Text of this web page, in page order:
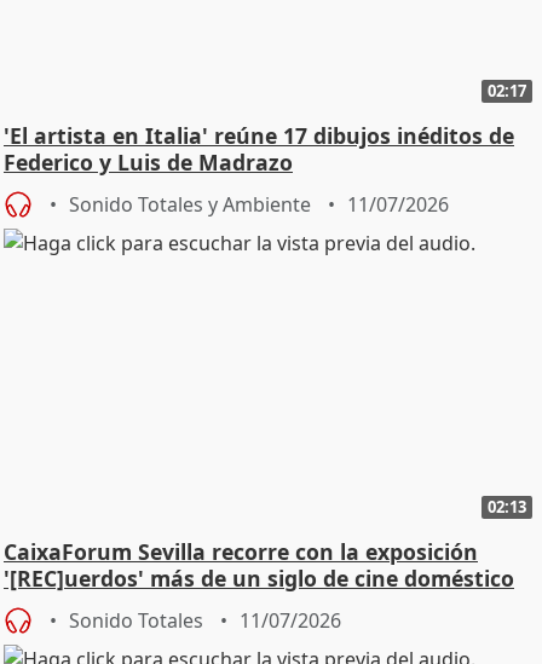
02:17
'El artista en Italia' reúne 17 dibujos inéditos de
Federico y Luis de Madrazo
Sonido Totales y Ambiente 11/07/2026
02:13
CaixaForum Sevilla recorre con la exposición
'[REC]uerdos' más de un siglo de cine doméstico
Sonido Totales 11/07/2026